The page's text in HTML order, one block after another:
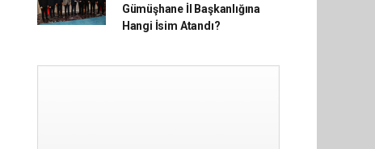
Gümüşhane İl Başkanlığına
Hangi İsim Atandı?